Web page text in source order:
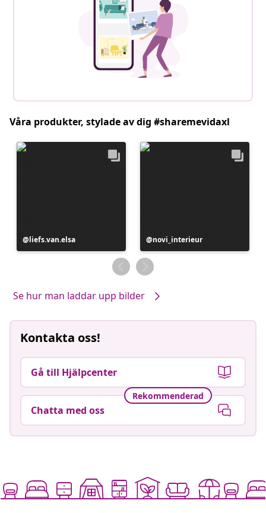
Våra produkter, stylade av dig #sharemevidaxl
Inlägg
publicerat
liefs.van.elsa
Inlägg
publicerat
av
novi_interieur
Se hur man laddar upp bilder
Kontakta oss!
Gå till Hjälpcenter
Rekommenderad
Chatta med oss